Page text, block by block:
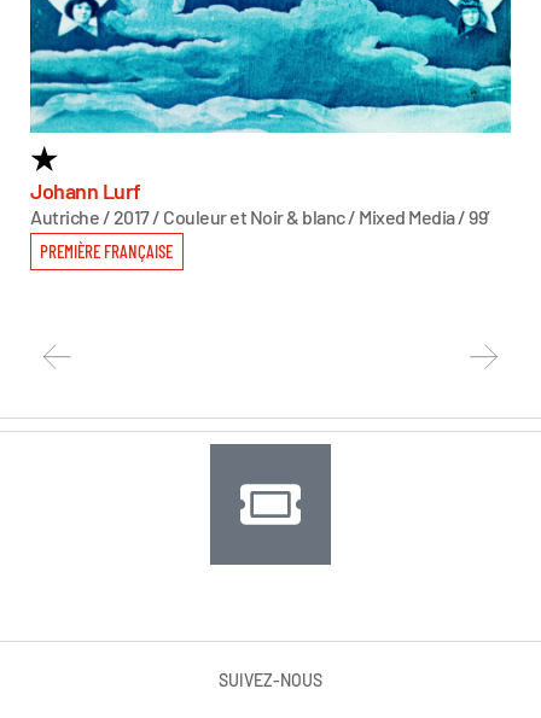
★
Johann Lurf
Autriche / 2017 / Couleur et Noir & blanc / Mixed Media / 99’
PREMIÈRE FRANÇAISE
SUIVEZ-NOUS